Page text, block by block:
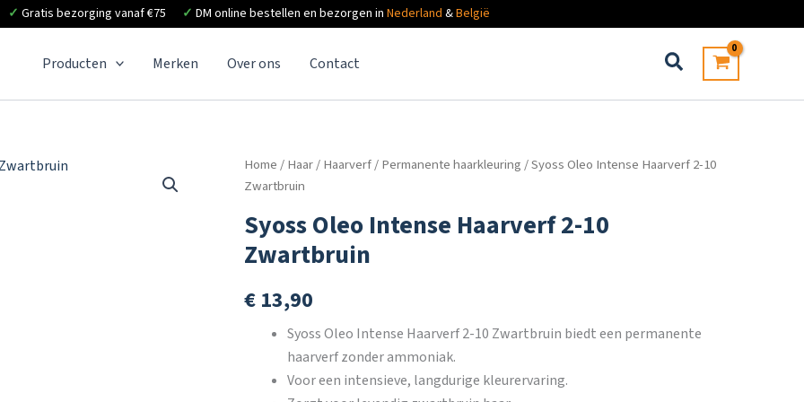
✓ Gratis bezorging vanaf €75 ✓ DM online bestellen en bezorgen in Nederland &België
Producten Merken Over ons Contact
Home/Haar/Haarverf/Permanente haarkleuring/ Syoss Oleo Intense Haarverf 2-10
Zwartbruin
Syoss Oleo Intense Haarverf 2-10
Zwartbruin
€ 13,90
Syoss Oleo Intense Haarverf 2-10 Zwartbruin biedt een permanente
haarverf zonder ammoniak.
Voor een intensieve, langdurige kleurervaring.